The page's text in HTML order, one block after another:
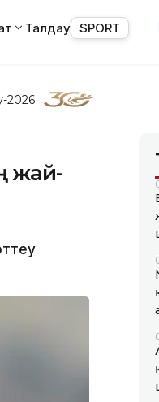
Талдау SPORT
2026
жай-